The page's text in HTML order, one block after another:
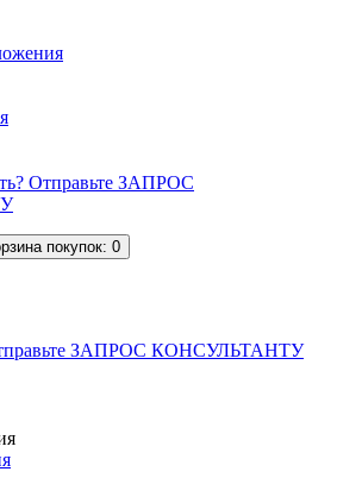
Отправьте ЗАПРОС
покупок: 0
ЗАПРОС КОНСУЛЬТАНТУ